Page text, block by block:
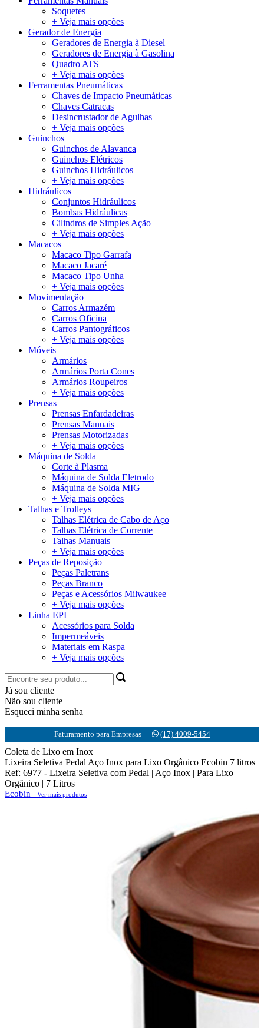
Soquetes
+ Veja mais opções
Gerador de Energia
Geradores de Energia à Diesel
Geradores de Energia à Gasolina
Quadro ATS
+ Veja mais opções
Ferramentas Pneumáticas
Chaves de Impacto Pneumáticas
Chaves Catracas
Desincrustador de Agulhas
+ Veja mais opções
Guinchos
Guinchos de Alavanca
Guinchos Elétricos
Guinchos Hidráulicos
+ Veja mais opções
Hidráulicos
Conjuntos Hidráulicos
Bombas Hidráulicas
Cilindros de Simples Ação
+ Veja mais opções
Macacos
Macaco Tipo Garrafa
Macaco Jacaré
Macaco Tipo Unha
+ Veja mais opções
Movimentação
Carros Armazém
Carros Oficina
Carros Pantográficos
+ Veja mais opções
Móveis
Armários
Armários Porta Cones
Armários Roupeiros
+ Veja mais opções
Prensas
Prensas Enfardadeiras
Prensas Manuais
Prensas Motorizadas
+ Veja mais opções
Máquina de Solda
Corte à Plasma
Máquina de Solda Eletrodo
Máquina de Solda MIG
+ Veja mais opções
Talhas e Trolleys
Talhas Elétrica de Cabo de Aço
Talhas Elétrica de Corrente
Talhas Manuais
+ Veja mais opções
Peças de Reposição
Peças Paletrans
Peças Branco
Peças e Acessórios Milwaukee
+ Veja mais opções
Linha EPI
Acessórios para Solda
Impermeáveis
Materiais em Raspa
+ Veja mais opções
Já sou cliente
Não sou cliente
Esqueci minha senha
Faturamento para Empresas (17) 4009-5454
Coleta de Lixo em Inox
Lixeira Seletiva Pedal Aço Inox para Lixo Orgânico Ecobin 7 litros
Ref: 6977 - Lixeira Seletiva com Pedal | Aço Inox | Para Lixo
Orgânico | 7 Litros
Ecobin - Ver mais produtos